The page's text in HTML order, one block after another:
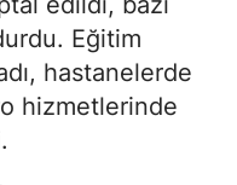
Eğitim
hastanelerde
hizmetlerinde